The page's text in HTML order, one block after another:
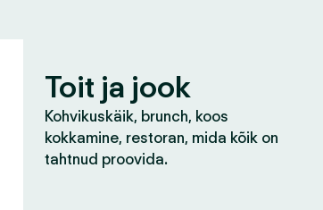
Toit ja jook
Kohvikuskäik, brunch, koos
kokkamine, restoran, mida kõik on
tahtnud proovida.